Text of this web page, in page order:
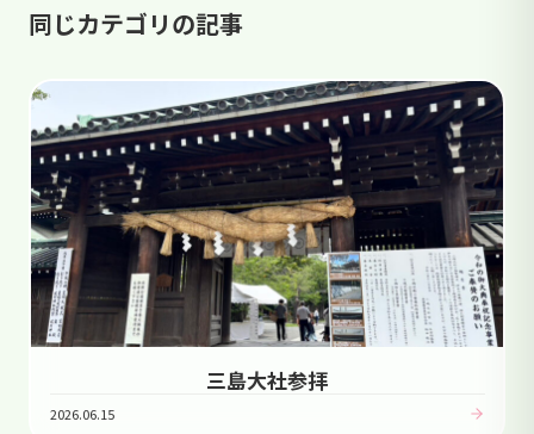
同じカテゴリの記事
三島大社参拝
2026.06.15